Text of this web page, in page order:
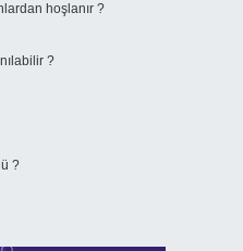
hoşlanır ?
?
?